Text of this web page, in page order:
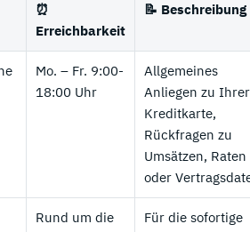
⏰
Erreichbarkeit
📝 Beschreibung
Mo. – Fr. 9:00-
18:00 Uhr
Allgemeines
Anliegen zu Ihrer
Kreditkarte,
Rückfragen zu
Umsätzen, Raten
oder
Rund um die
Für die sofortige